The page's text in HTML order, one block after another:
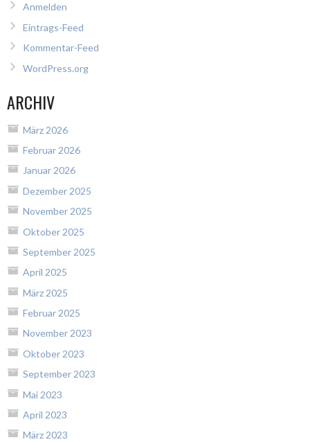
Anmelden
Eintrags-Feed
Kommentar-Feed
WordPress.org
ARCHIV
März 2026
Februar 2026
Januar 2026
Dezember 2025
November 2025
Oktober 2025
September 2025
April 2025
März 2025
Februar 2025
November 2023
Oktober 2023
September 2023
Mai 2023
April 2023
März 2023